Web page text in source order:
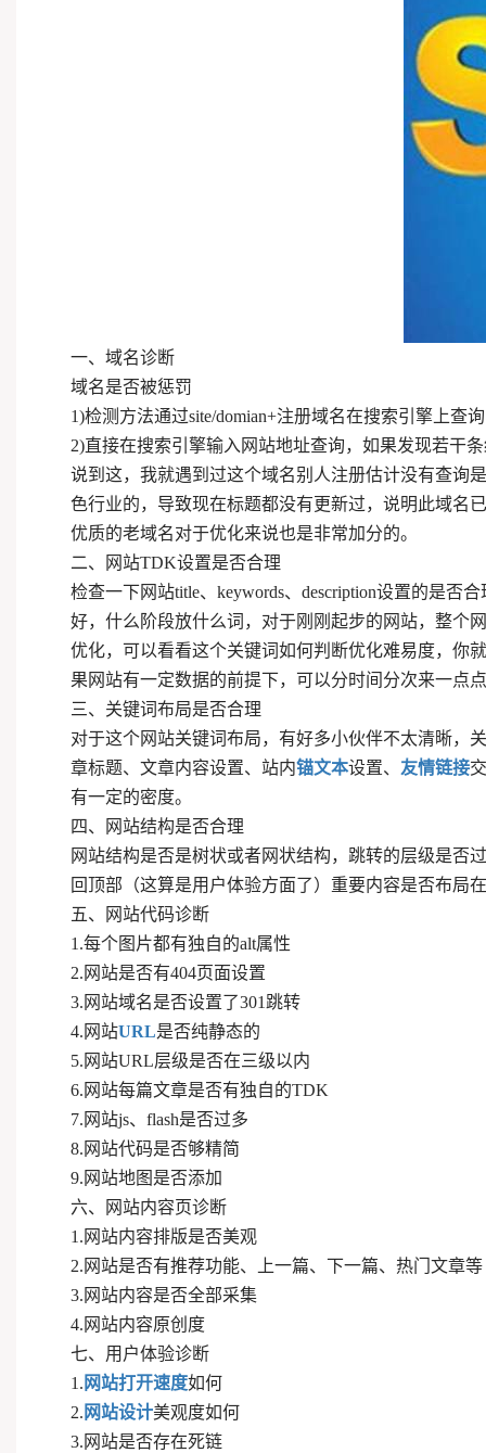
一、域名诊断
域名是否被惩罚
1)检测方法通过site/domian+注册域名在搜索引擎上
2)直接在搜索引擎输入网站地址查询，如果发现若干
说到这，我就遇到过这个域名别人注册估计没有查询
色行业的，导致现在标题都没有更新过，说明此域名
优质的老域名对于优化来说也是非常加分的。
二、网站TDK设置是否合理
检查一下网站title、keywords、description设置的是
好，什么阶段放什么词，对于刚刚起步的网站，整个
优化，可以看看这个关键词如何判断优化难易度，你
果网站有一定数据的前提下，可以分时间分次来一点
三、关键词布局是否合理
对于这个网站关键词布局，有好多小伙伴不太清晰，
章标题、文章内容设置、站内锚文本设置、 友情链接
有一定的密度。
四、网站结构是否合理
网站结构是否是树状或者网状结构，跳转的层级是否
回顶部（这算是用户体验方面了）重要内容是否布局
五、网站代码诊断
1.每个图片都有独自的alt属性
2.网站是否有404页面设置
3.网站域名是否设置了301跳转
4.网站URL是否纯静态的
5.网站URL层级是否在三级以内
6.网站每篇文章是否有独自的TDK
7.网站js、flash是否过多
8.网站代码是否够精简
9.网站地图是否添加
六、网站内容页诊断
1.网站内容排版是否美观
2.网站是否有推荐功能、上一篇、下一篇、热门文章等
3.网站内容是否全部采集
4.网站内容原创度
七、用户体验诊断
1. 网站打开速度如何
2. 网站设计美观度如何
3.网站是否存在死链